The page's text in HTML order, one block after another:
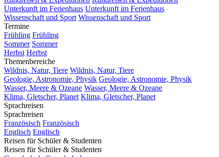
Unterkunft im Ferienhaus Unterkunft im Ferienhaus
Wissenschaft und Sport Wissenschaft und Sport
Termine
Frühling Frühling
Sommer Sommer
Herbst Herbst
Themenbereiche
Wildnis, Natur, Tiere Wildnis, Natur, Tiere
Geologie, Astronomie, Physik Geologie, Astronomie, Physik
Wasser, Meere & Ozeane Wasser, Meere & Ozeane
Klima, Gletscher, Planet Klima, Gletscher, Planet
Sprachreisen
Sprachreisen
Französisch Französisch
Englisch Englisch
Reisen für Schüler & Studenten
Reisen für Schüler & Studenten